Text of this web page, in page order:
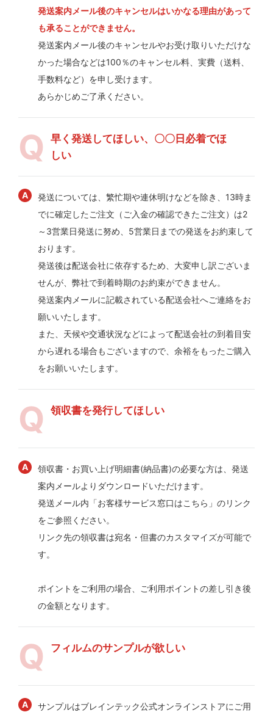
発送案内メール後のキャンセルはいかなる理由があって
も承ることができません。
発送案内メール後のキャンセルやお受け取りいただけな
かった場合などは100％のキャンセル料、実費（送料、
手数料など）を申し受けます。
あらかじめご了承ください。
早く発送してほしい、〇〇日必着でほ
しい
発送については、繁忙期や連休明けなどを除き、13時ま
でに確定したご注文（ご入金の確認できたご注文）は2
～3営業日発送に努め、5営業日までの発送をお約束して
おります。
発送後は配送会社に依存するため、大変申し訳ございま
せんが、弊社で到着時期のお約束ができません。
発送案内メールに記載されている配送会社へご連絡をお
願いいたします。
また、天候や交通状況などによって配送会社の到着目安
から遅れる場合もございますので、余裕をもったご購入
をお願いいたします。
領収書を発行してほしい
領収書・お買い上げ明細書(納品書)の必要な方は、発送
案内メールよりダウンロードいただけます。
発送メール内「お客様サービス窓口はこちら」のリンク
をご参照ください。
リンク先の領収書は宛名・但書のカスタマイズが可能で
す。
ポイントをご利用の場合、ご利用ポイントの差し引き後
の金額となります。
フィルムのサンプルが欲しい
サンプルはブレインテック公式オンラインストアにご用